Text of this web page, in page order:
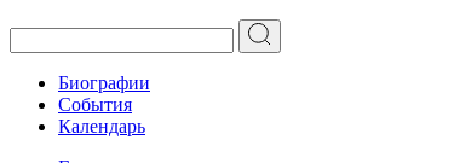
Биографии
События
Календарь